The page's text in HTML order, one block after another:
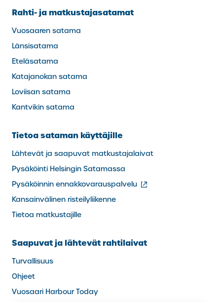
Rahti- ja matkustajasatamat
Vuosaaren satama
Länsisatama
Eteläsatama
Katajanokan satama
Loviisan satama
Kantvikin satama
Tietoa sataman käyttäjille
Lähtevät ja saapuvat matkustajalaivat
Pysäköinti Helsingin Satamassa
Pysäköinnin ennakkovarauspalvelu(ulkoinen
linkki)
Kansainvälinen risteilyliikenne
Tietoa matkustajille
Saapuvat ja lähtevät rahtilaivat
Turvallisuus
Ohjeet
Vuosaari Harbour Today